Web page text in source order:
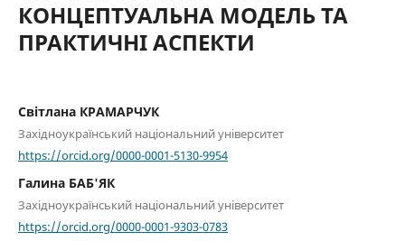
КОНЦЕПТУАЛЬНА МОДЕЛЬ ТА
ПРАКТИЧНІ АСПЕКТИ
Світлана КРАМАРЧУК
Західноукраїнський національний університет
https://orcid.org/0000-0001-5130-9954
Галина БАБ'ЯК
Західноукраїнський національний університет
https://orcid.org/0000-0001-9303-0783